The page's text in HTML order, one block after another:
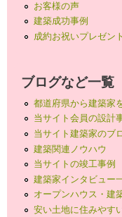
お客様の声
建築成功事例
成約お祝いプレゼント
ブログなど一覧
都道府県から建築家
当サイト会員の設計
当サイト建築家のブ
建築関連ノウハウ
当サイトの竣工事例
建築家インタビュー
オープンハウス・建
安い土地に住みやす